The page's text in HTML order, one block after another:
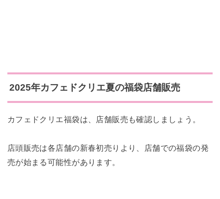
2025年カフェドクリエ夏の福袋店舗販売
カフェドクリエ福袋は、店舗販売も確認しましょう。
店頭販売は各店舗の新春初売りより、店舗での福袋の発
売が始まる可能性があります。